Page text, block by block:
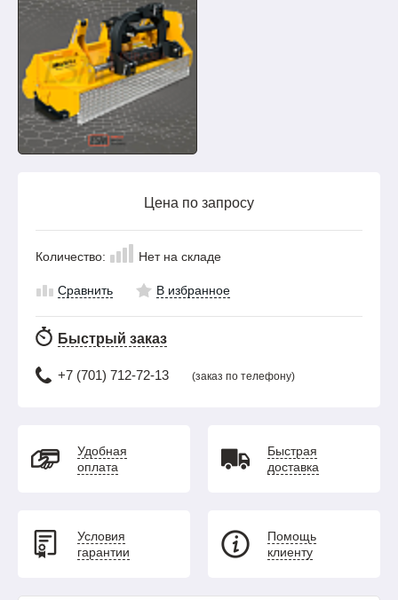
Цена по запросу
Количество: Нет на складе
Сравнить В избранное
Быстрый заказ
+7 (701) 712-72-13 (заказ по телефону)
Удобная
оплата
Быстрая
доставка
Условия
гарантии
Помощь
клиенту